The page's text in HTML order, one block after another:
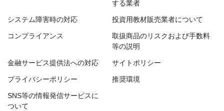
する業者
システム障害時の対応 投資用教材販売業者について
コンプライアンス
取扱商品のリスクおよび手数料
等の説明
金融サービス提供法への対応 サイトポリシー
プライバシーポリシー 推奨環境
SNS等の情報発信サービスに
ついて